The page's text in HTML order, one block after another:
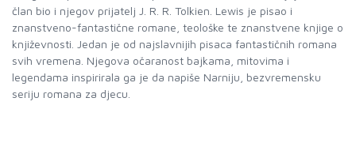
član bio i njegov prijatelj J. R. R. Tolkien. Lewis je pisao i
znanstveno-fantastične romane, teološke te znanstvene knjige o
književnosti. Jedan je od najslavnijih pisaca fantastičnih romana
svih vremena. Njegova očaranost bajkama, mitovima i
legendama inspirirala ga je da napiše Narniju, bezvremensku
seriju romana za djecu.